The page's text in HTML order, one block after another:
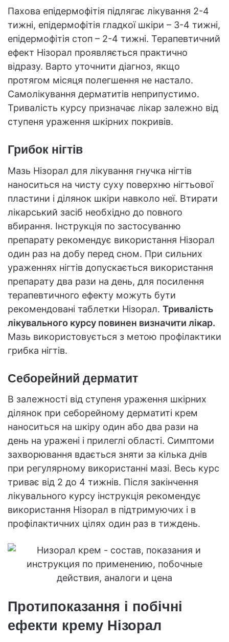
Пахова епідермофітія підлягає лікування 2-4
тижні, епідермофітія гладкої шкіри – 3-4 тижні,
епідермофітія стоп – 2-4 тижні. Терапевтичний
ефект Нізорал проявляється практично
відразу. Варто уточнити діагноз, якщо
протягом місяця полегшення не настало.
Самолікування дерматитів неприпустимо.
Тривалість курсу призначає лікар залежно від
ступеня ураження шкірних покривів.
Грибок нігтів
Мазь Нізорал для лікування гнучка нігтів
наноситься на чисту суху поверхню нігтьової
пластини і ділянок шкіри навколо неї. Втирати
лікарський засіб необхідно до повного
вбирання. Інструкція по застосуванню
препарату рекомендує використання Нізорал
один раз на добу перед сном. При сильних
ураженнях нігтів допускається використання
препарату два рази на день, для посилення
терапевтичного ефекту можуть бути
рекомендовані таблетки Нізорал. Тривалість
лікувального курсу повинен визначити лікар.
Мазь використовується з метою профілактики
грибка нігтів.
Себорейний дерматит
В залежності від ступеня ураження шкірних
ділянок при себорейному дерматиті крем
наноситься на шкіру один або два рази на
день на уражені і прилеглі області. Симптоми
захворювання вдається зняти за кілька днів
при регулярному використанні мазі. Весь курс
триває від 2 до 4 тижнів. Після закінчення
лікувального курсу інструкція рекомендує
використання Нізорал в підтримуючих і в
профілактичних цілях один раз в тиждень.
Протипоказання і побічні
ефекти крему Нізорал